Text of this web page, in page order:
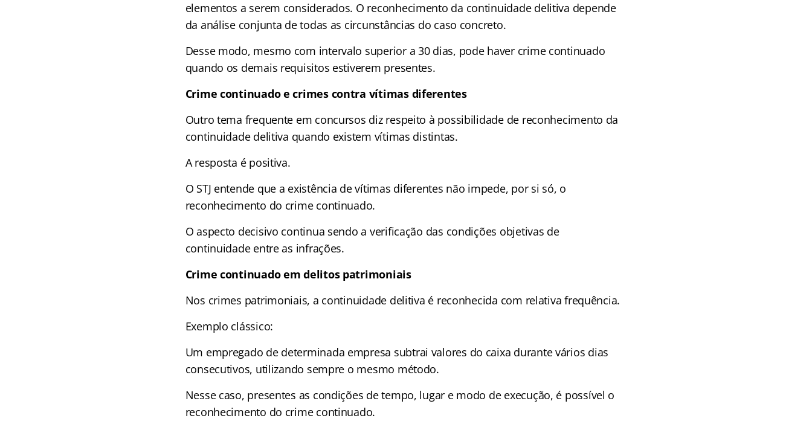
elementos a serem considerados. O reconhecimento da continuidade delitiva depende
da análise conjunta de todas as circunstâncias do caso concreto.
Desse modo, mesmo com intervalo superior a 30 dias, pode haver crime continuado
quando os demais requisitos estiverem presentes.
Crime continuado e crimes contra vítimas diferentes
Outro tema frequente em concursos diz respeito à possibilidade de reconhecimento da
continuidade delitiva quando existem vítimas distintas.
A resposta é positiva.
O STJ entende que a existência de vítimas diferentes não impede, por si só, o
reconhecimento do crime continuado.
O aspecto decisivo continua sendo a verificação das condições objetivas de
continuidade entre as infrações.
Crime continuado em delitos patrimoniais
Nos crimes patrimoniais, a continuidade delitiva é reconhecida com relativa frequência.
Exemplo clássico:
Um empregado de determinada empresa subtrai valores do caixa durante vários dias
consecutivos, utilizando sempre o mesmo método.
Nesse caso, presentes as condições de tempo, lugar e modo de execução, é possível o
reconhecimento do crime continuado.